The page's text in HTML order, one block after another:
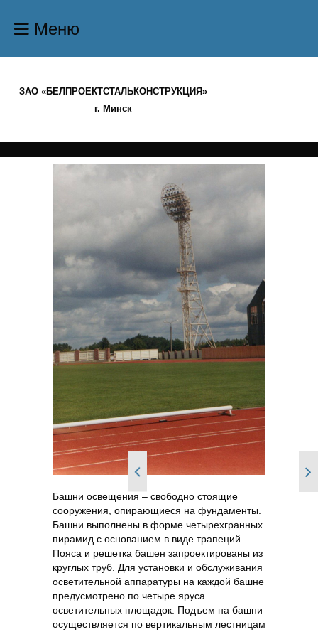
Меню
ЗАО «БЕЛПРОЕКТСТАЛЬКОНСТРУКЦИЯ»
г. Минск
Башни освещения – свободно стоящие
сооружения, опирающиеся на фундаменты.
Башни выполнены в форме четырехгранных
пирамид с основанием в виде трапеций.
Пояса и решетка башен запроектированы из
круглых труб. Для установки и обслуживания
осветительной аппаратуры на каждой башне
предусмотрено по четыре яруса
осветительных площадок. Подъем на башни
осуществляется по вертикальным лестницам